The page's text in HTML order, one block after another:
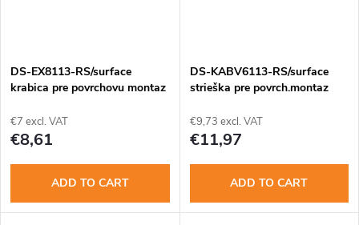
DS-EX8113-RS/surface
krabica pre povrchovu montaz
€7 excl. VAT
€8,61
ADD TO CART
DS-KABV6113-RS/surface
strieška pre povrch.montaz
€9,73 excl. VAT
€11,97
ADD TO CART